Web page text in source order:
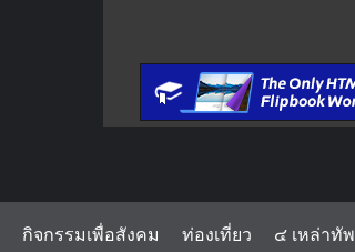
กิจกรรมเพื่อสังคม ท่องเที่ยว ๔ เหล่าทัพ